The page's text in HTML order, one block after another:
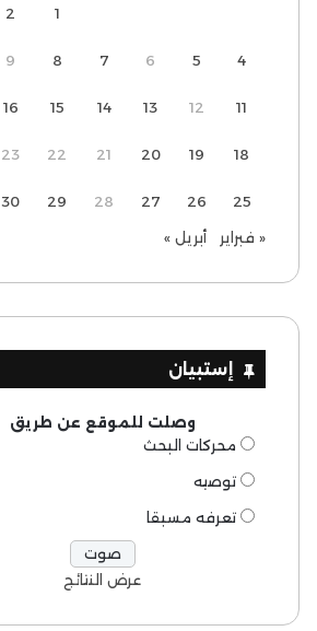
1
2
4
5
6
7
8
9
11
12
13
14
15
16
18
19
20
21
22
23
25
26
27
28
29
30
« فبراير أبريل »
إستبيان
وصلت للموقع عن طريق
محركات البحث
توصيه
تعرفه مسبقا
عرض النتائج